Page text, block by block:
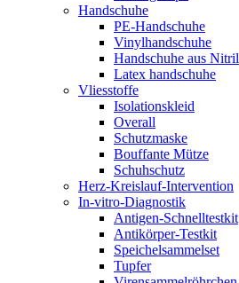
Handschuhe
PE-Handschuhe
Vinylhandschuhe
Handschuhe aus Nitril
Latex handschuhe
Vliesstoffe
Isolationskleid
Overall
Schutzmaske
Bouffante Mütze
Schuhschutz
Herz-Kreislauf-Intervention
In-vitro-Diagnostik
Antigen-Schnelltestkit
Antikörper-Testkit
Speichelsammelset
Tupfer